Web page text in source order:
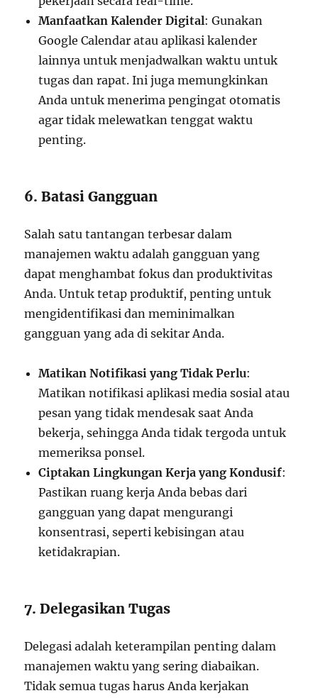
Manfaatkan Kalender Digital: Gunakan
Google Calendar atau aplikasi kalender
lainnya untuk menjadwalkan waktu untuk
tugas dan rapat. Ini juga memungkinkan
Anda untuk menerima pengingat otomatis
agar tidak melewatkan tenggat waktu
penting.
6. Batasi Gangguan
Salah satu tantangan terbesar dalam
manajemen waktu adalah gangguan yang
dapat menghambat fokus dan produktivitas
Anda. Untuk tetap produktif, penting untuk
mengidentifikasi dan meminimalkan
gangguan yang ada di sekitar Anda.
Matikan Notifikasi yang Tidak Perlu:
Matikan notifikasi aplikasi media sosial atau
pesan yang tidak mendesak saat Anda
bekerja, sehingga Anda tidak tergoda untuk
memeriksa ponsel.
Ciptakan Lingkungan Kerja yang Kondusif:
Pastikan ruang kerja Anda bebas dari
gangguan yang dapat mengurangi
konsentrasi, seperti kebisingan atau
ketidakrapian.
7. Delegasikan Tugas
Delegasi adalah keterampilan penting dalam
manajemen waktu yang sering diabaikan.
Tidak semua tugas harus Anda kerjakan